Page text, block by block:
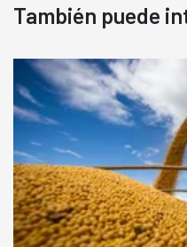
También puede